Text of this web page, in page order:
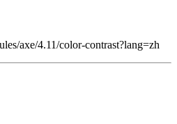
axe/4.11/color-contrast?lang=zh